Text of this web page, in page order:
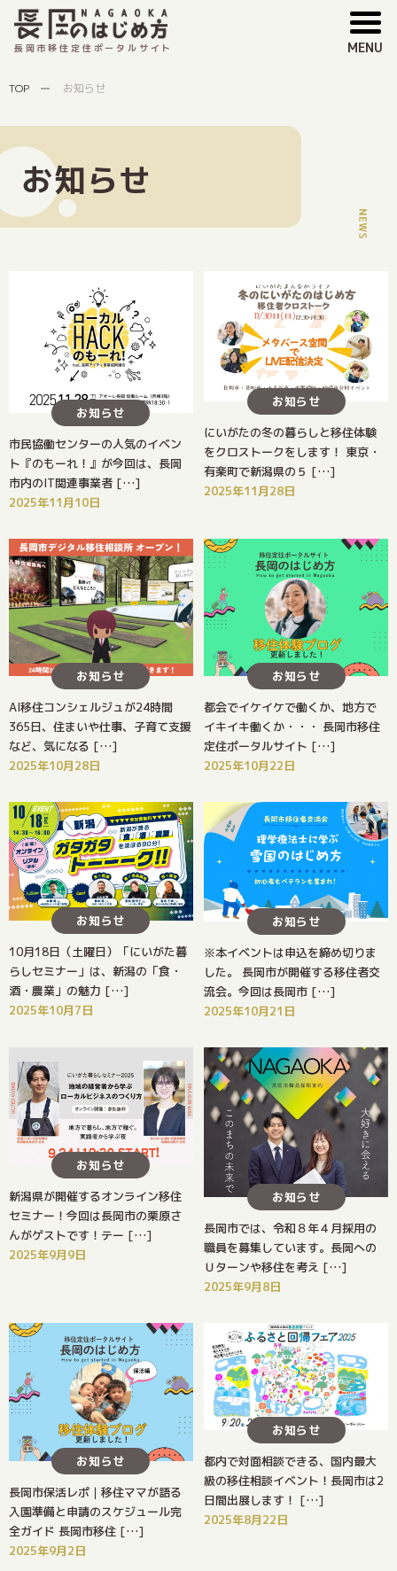
長岡市移住定住ポータルサイト MENU
TOP お知らせ
お知らせ
お知らせ
市民協働センターの人気のイベン
ト『のもーれ！』が今回は、長岡
市内のIT関連事業者 […]
2025年11月10日
お知らせ
にいがたの冬の暮らしと移住体験
をクロストークをします！ 東京・
有楽町で新潟県の５ […]
2025年11月28日
お知らせ
AI移住コンシェルジュが24時間
365日、住まいや仕事、子育て支援
など、気になる […]
2025年10月28日
お知らせ
都会でイケイケで働くか、地方で
イキイキ働くか・・・ 長岡市移住
定住ポータルサイト […]
2025年10月22日
お知らせ
10月18日（土曜日）「にいがた暮
らしセミナー」は、新潟の「食・
酒・農業」の魅力 […]
2025年10月7日
お知らせ
※本イベントは申込を締め切りま
した。 長岡市が開催する移住者交
流会。今回は長岡市 […]
2025年10月21日
お知らせ
新潟県が開催するオンライン移住
セミナー！今回は長岡市の栗原さ
んがゲストです！テー […]
2025年9月9日
お知らせ
長岡市では、令和８年４月採用の
職員を募集しています。長岡への
Ｕターンや移住を考え […]
2025年9月8日
お知らせ
長岡市保活レポ｜移住ママが語る
入園準備と申請のスケジュール完
全ガイド 長岡市移住 […]
2025年9月2日
お知らせ
都内で対面相談できる、国内最大
級の移住相談イベント！長岡市は2
日間出展します！ […]
2025年8月22日